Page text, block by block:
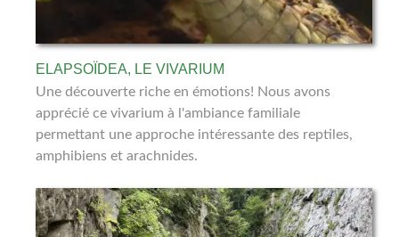
ELAPSOÏDEA, LE VIVARIUM
Une découverte riche en émotions! Nous avons
apprécié ce vivarium à l'ambiance familiale
permettant une approche intéressante des reptiles,
amphibiens et arachnides.